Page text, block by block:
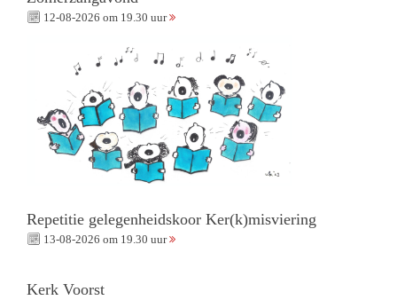
12-08-2026 om 19.30 uur
Repetitie gelegenheidskoor Ker(k)misviering
13-08-2026 om 19.30 uur
Kerk Voorst